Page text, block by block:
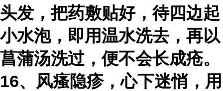
头发，把药敷贴好，待四边起
小水泡，即用温水洗去，再以
菖蒲汤洗过，便不会长成疮。
16、风瘙隐疹，心下迷悄，用